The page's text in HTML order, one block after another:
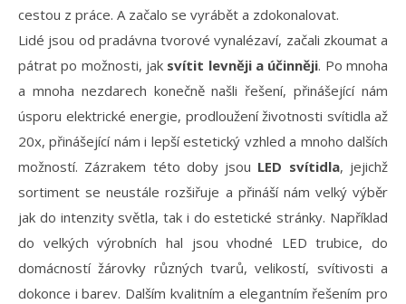
cestou z práce. A začalo se vyrábět a zdokonalovat.
Lidé jsou od pradávna tvorové vynalézaví, začali zkoumat a
pátrat po možnosti, jak svítit levněji a účinněji. Po mnoha
a mnoha nezdarech konečně našli řešení, přinášející nám
úsporu elektrické energie, prodloužení životnosti svítidla až
20x, přinášející nám i lepší estetický vzhled a mnoho dalších
možností. Zázrakem této doby jsou LED svítidla, jejichž
sortiment se neustále rozšiřuje a přináší nám velký výběr
jak do intenzity světla, tak i do estetické stránky. Například
do velkých výrobních hal jsou vhodné LED trubice, do
domácností žárovky různých tvarů, velikostí, svítivosti a
dokonce i barev. Dalším kvalitním a elegantním řešením pro